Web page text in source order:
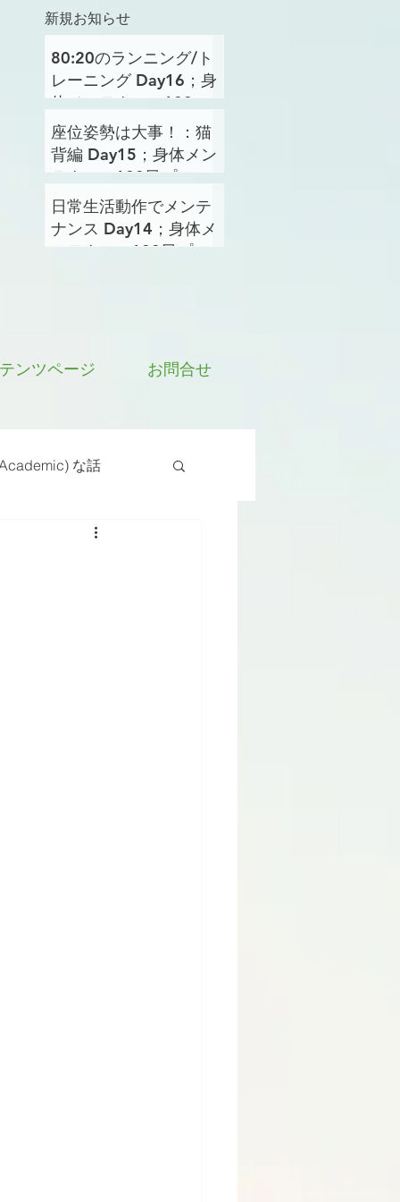
新規お知らせ
80:20のランニング/ト
レーニング Day16；身
体メンテナンス100日
プロジェクト
座位姿勢は大事！：猫
背編 Day15；身体メン
テナンス100日プロジ
ェクト
日常生活動作でメンテ
ナンス Day14；身体メ
ンテナンス100日プロ
ンツページ お問合せ
な話